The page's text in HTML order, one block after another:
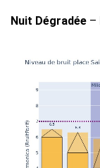
Nuit Dégradée –